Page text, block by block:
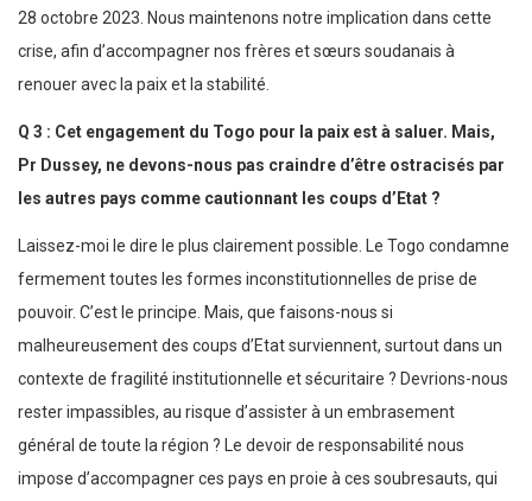
28 octobre 2023. Nous maintenons notre implication dans cette
crise, afin d’accompagner nos frères et sœurs soudanais à
renouer avec la paix et la stabilité.
Q 3 : Cet engagement du Togo pour la paix est à saluer. Mais,
Pr Dussey, ne devons-nous pas craindre d’être ostracisés par
les autres pays comme cautionnant les coups d’Etat ?
Laissez-moi le dire le plus clairement possible. Le Togo condamne
fermement toutes les formes inconstitutionnelles de prise de
pouvoir. C’est le principe. Mais, que faisons-nous si
malheureusement des coups d’Etat surviennent, surtout dans un
contexte de fragilité institutionnelle et sécuritaire ? Devrions-nous
rester impassibles, au risque d’assister à un embrasement
général de toute la région ? Le devoir de responsabilité nous
impose d’accompagner ces pays en proie à ces soubresauts, qui